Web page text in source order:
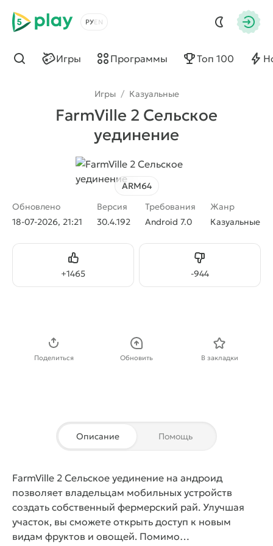
5play
Выбрать язык
Игры Программы Топ 100
Найти
Игры / Казуальные
FarmVille 2 Cельское
уединение
ARM64
Обновлено
18-07-2026, 21:21
Версия
30.4.192
Требования
Android 7.0
Жанр
Казуальные
+1465
Нравится -944Не нравится
Поделиться Обновить В закладки
Описание Помощь
FarmVille 2 Cельское уединение на андроид
позволяет владельцам мобильных устройств
создать собственный фермерский рай. Улучшая
участок, вы сможете открыть доступ к новым
видам фруктов и овощей. Помимо